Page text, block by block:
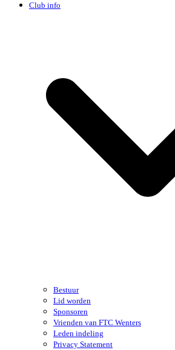
Club info
Bestuur
Lid worden
Sponsoren
Vrienden van FTC Wenters
Leden indeling
Privacy Statement